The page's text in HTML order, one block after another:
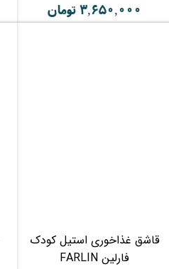
۳,۶۵۰,۰۰۰ تومان
قاشق غذاخوری استیل کودک
فارلین FARLIN